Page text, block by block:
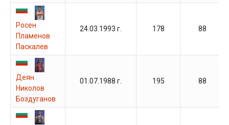
Росен
Пламенов
Паскалев
24.03.1993 г. 178 88
Деян
Николов
Боздуганов
01.07.1988 г. 195 88